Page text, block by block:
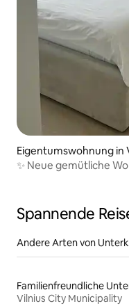
Eigentumswohnung in
✨ Neue gemütliche
Spannende
Andere Arten von
Vilnius City Municipality